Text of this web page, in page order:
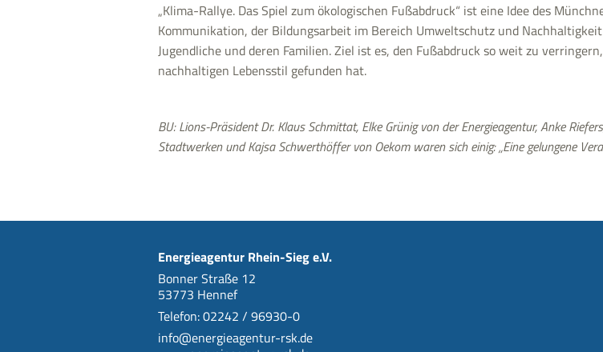
„Klima-Rallye. Das Spiel zum ökologischen Fußabdruck“ ist eine Idee des
Kommunikation, der Bildungsarbeit im Bereich Umweltschutz und
Jugendliche und deren Familien. Ziel ist es, den Fußabdruck so weit zu
nachhaltigen Lebensstil gefunden hat.
BU: Lions-Präsident Dr. Klaus Schmittat, Elke Grünig von der Energieagentur, Anke
Stadtwerken und Kajsa Schwerthöffer von Oekom waren sich einig: „Eine gelungene
Energieagentur Rhein-Sieg e.V.
Bonner Straße 12
53773 Hennef
Telefon: 02242 / 96930-0
info@energieagentur-rsk.de